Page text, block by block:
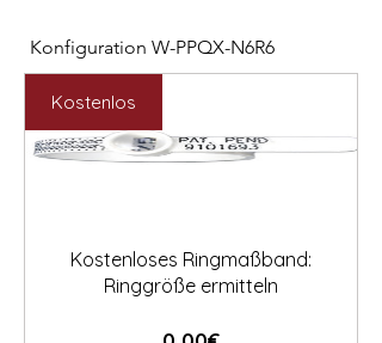
Konfiguration W-PPQX-N6R6
Preis
2.127,00 €
Preis
Kostenlos
Kostenloses Ringmaßband:
Ringgröße ermitteln